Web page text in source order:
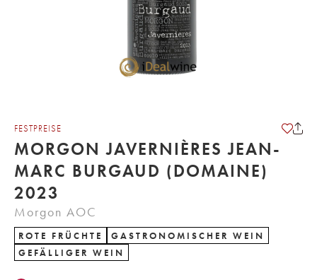
FESTPREISE
MORGON JAVERNIÈRES JEAN-
MARC BURGAUD (DOMAINE)
2023
Morgon AOC
ROTE FRÜCHTE
GASTRONOMISCHER WEIN
GEFÄLLIGER WEIN